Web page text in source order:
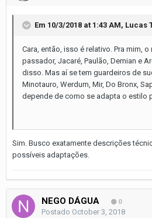
Em 10/3/2018 at 1:43 AM, Lucas
Cara, então, isso é relativo. Pra mim,
passador, Jacaré, Paulão, Demian e
disso. Mas aí se tem guardeiros de
Minotauro, Werdum, Mir, Do Bronx,
depende de como se adapta o estilo
Sim. Busco exatamente descrições
possíveis adaptações.
NEGO DÁGUA 0
Postado October 3, 2018